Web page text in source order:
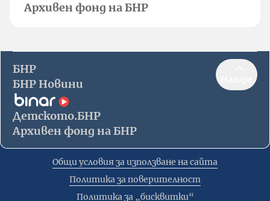
Архивен фонд на БНР
БНР
БНР Новини
Детското.БНР
Архивен фонд на БНР
Общи условия за използване на сайта
Политика за поверителност
Политика за „бисквитки“